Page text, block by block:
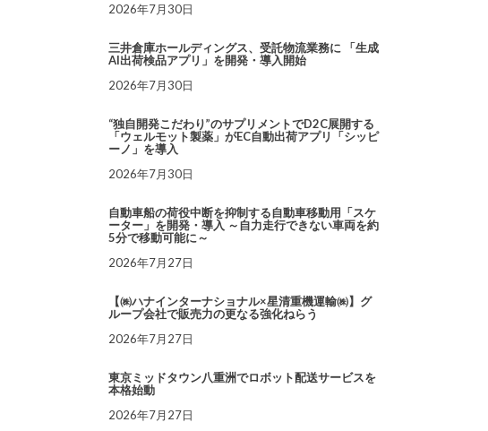
2026年7月30日
三井倉庫ホールディングス、受託物流業務に 「生成
AI出荷検品アプリ」を開発・導入開始
2026年7月30日
“独自開発こだわり”のサプリメントでD2C展開する
「ウェルモット製薬」がEC自動出荷アプリ「シッピ
ーノ」を導入
2026年7月30日
自動車船の荷役中断を抑制する自動車移動用「スケ
ーター」を開発・導入 ～自力走行できない車両を約
5分で移動可能に～
2026年7月27日
【㈱ハナインターナショナル×星清重機運輸㈱】グ
ループ会社で販売力の更なる強化ねらう
2026年7月27日
東京ミッドタウン八重洲でロボット配送サービスを
本格始動
2026年7月27日